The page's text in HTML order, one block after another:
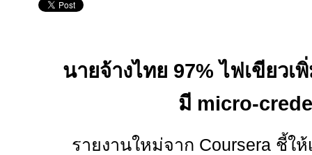
นายจ้างไทย 97% ไฟเขียวเ
มี micro-
รายงานใหม่จาก Coursera ชี้ให้